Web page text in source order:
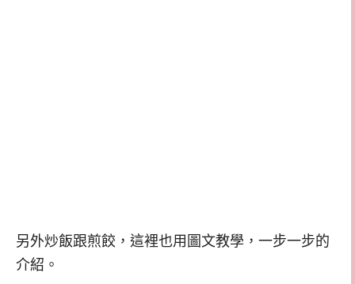
另外炒飯跟煎餃，這裡也用圖文教學，一步一步的
介紹。